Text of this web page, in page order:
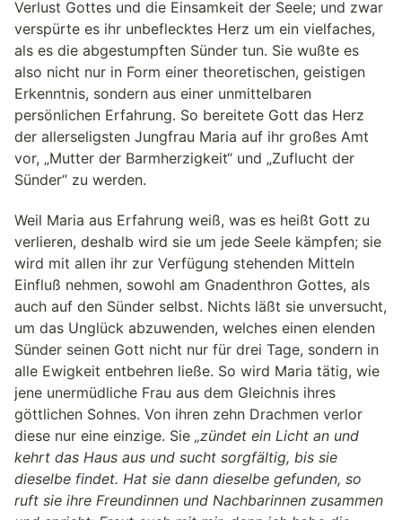
Verlust Gottes und die Einsamkeit der Seele; und zwar
verspürte es ihr unbeflecktes Herz um ein vielfaches,
als es die abgestumpften Sünder tun. Sie wußte es
also nicht nur in Form einer theoretischen, geistigen
Erkenntnis, sondern aus einer unmittelbaren
persönlichen Erfahrung. So bereitete Gott das Herz
der allerseligsten Jungfrau Maria auf ihr großes Amt
vor, „Mutter der Barmherzigkeit“ und „Zuflucht der
Sünder“ zu werden.
Weil Maria aus Erfahrung weiß, was es heißt Gott zu
verlieren, deshalb wird sie um jede Seele kämpfen; sie
wird mit allen ihr zur Verfügung stehenden Mitteln
Einfluß nehmen, sowohl am Gnadenthron Gottes, als
auch auf den Sünder selbst. Nichts läßt sie unversucht,
um das Unglück abzuwenden, welches einen elenden
Sünder seinen Gott nicht nur für drei Tage, sondern in
alle Ewigkeit entbehren ließe. So wird Maria tätig, wie
jene unermüdliche Frau aus dem Gleichnis ihres
göttlichen Sohnes. Von ihren zehn Drachmen verlor
diese nur eine einzige. Sie „zündet ein Licht an und
kehrt das Haus aus und sucht sorgfältig, bis sie
dieselbe findet. Hat sie dann dieselbe gefunden, so
ruft sie ihre Freundinnen und Nachbarinnen zusammen